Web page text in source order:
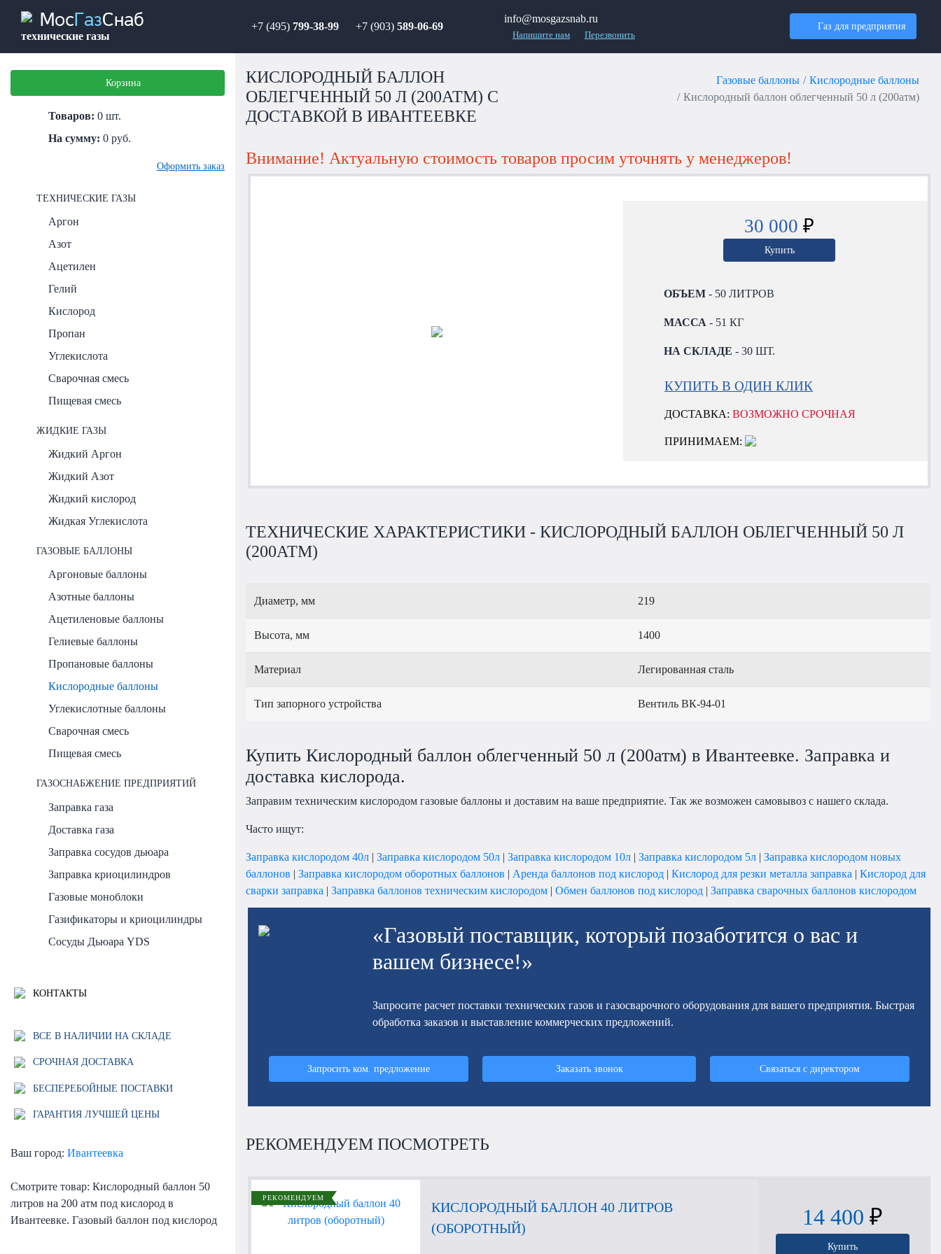
Мос ГазСнаб
технические газы
+7 (495) 799-38-99 +7 (903) 589-06-69
info@mosgazsnab.ru
Напишите нам Перезвонить
Газ для предприятия
Корзина
Товаров: 0 шт.
На сумму: 0 руб.
Оформить заказ
ТЕХНИЧЕСКИЕ ГАЗЫ
Аргон
Азот
Ацетилен
Гелий
Кислород
Пропан
Углекислота
Сварочная смесь
Пищевая смесь
ЖИДКИЕ ГАЗЫ
Жидкий Аргон
Жидкий Азот
Жидкий кислород
Жидкая Углекислота
ГАЗОВЫЕ БАЛЛОНЫ
Аргоновые баллоны
Азотные баллоны
Ацетиленовые баллоны
Гелиевые баллоны
Пропановые баллоны
Кислородные баллоны
Углекислотные баллоны
Сварочная смесь
Пищевая смесь
ГАЗОСНАБЖЕНИЕ ПРЕДПРИЯТИЙ
Заправка газа
Доставка газа
Заправка сосудов дьюара
Заправка криоцилиндров
Газовые моноблоки
Газификаторы и криоцилиндры
Сосуды Дьюара YDS
КОНТАКТЫ
ВСЕ В НАЛИЧИИ НА СКЛАДЕ
СРОЧНАЯ ДОСТАВКА
БЕСПЕРЕБОЙНЫЕ ПОСТАВКИ
ГАРАНТИЯ ЛУЧШЕЙ ЦЕНЫ
Ваш город: Ивантеевка
Смотрите товар: Кислородный баллон 50
литров на 200 атм под кислород в
Ивантеевке. Газовый баллон под кислород
КИСЛОРОДНЫЙ БАЛЛОН
ОБЛЕГЧЕННЫЙ 50 Л (200АТМ) С
ДОСТАВКОЙ В ИВАНТЕЕВКЕ
Газовые баллоны
Кислородные баллоны
Кислородный баллон облегченный 50 л (200атм)
Внимание! Актуальную стоимость товаров просим уточнять у менеджеров!
30 000₽
Купить
ОБЪЕМ - 50 ЛИТРОВ
МАССА - 51 КГ
НА СКЛАДЕ - 30 ШТ.
КУПИТЬ В ОДИН КЛИК
ДОСТАВКА:ВОЗМОЖНО СРОЧНАЯ
ПРИНИМАЕМ:
ТЕХНИЧЕСКИЕ ХАРАКТЕРИСТИКИ - КИСЛОРОДНЫЙ БАЛЛОН ОБЛЕГЧЕННЫЙ 50 Л
(200АТМ)
Диаметр, мм 219
Высота, мм 1400
Материал Легированная сталь
Тип запорного устройства Вентиль ВК-94-01
Купить Кислородный баллон облегченный 50 л (200атм) в Ивантеевке. Заправка и
доставка кислорода.
Заправим техническим кислородом газовые баллоны и доставим на ваше предприятие. Так же возможен самовывоз с нашего склада.
Часто ищут:
Заправка кислородом 40л | Заправка кислородом 50л | Заправка кислородом 10л | Заправка кислородом 5л | Заправка кислородом новых
баллонов | Заправка кислородом оборотных баллонов | Аренда баллонов под кислород | Кислород для резки металла заправка | Кислород для
сварки заправка | Заправка баллонов техническим кислородом | Обмен баллонов под кислород | Заправка сварочных баллонов кислородом
«Газовый поставщик, который позаботится о вас и
вашем бизнесе!»
Запросите расчет поставки технических газов и газосварочного оборудования для вашего предприятия. Быстрая
обработка заказов и выставление коммерческих предложений.
Запросить ком. предложение Заказать звонок Связаться с директором
РЕКОМЕНДУЕМ ПОСМОТРЕТЬ
РЕКОМЕНДУЕМ
КИСЛОРОДНЫЙ БАЛЛОН 40 ЛИТРОВ
(ОБОРОТНЫЙ)
14 400 ₽
Купить